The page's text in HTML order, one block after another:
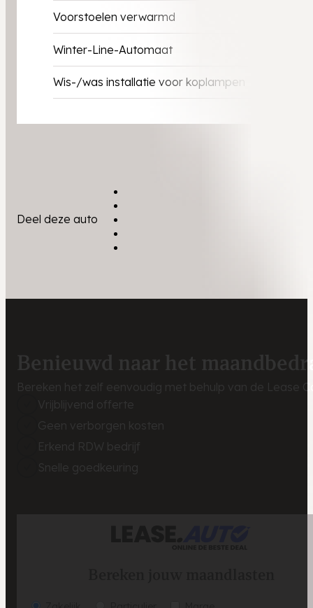
Voorstoelen verwarmd
Winter-Line-Automaat
Wis-/was installatie voor koplampen
Deel deze auto
Benieuwd naar het
Bereken het zelf eenvoudig met behulp van de Lease
Vrijblijvend offerte
Geen verborgen kosten
Erkend RDW bedrijf
Snelle goedkeuring